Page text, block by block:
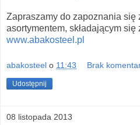
Zapraszamy do zapoznania się
asortymentem, składającym
www.abakosteel.pl
abakosteel o 11:43 Brak
Udostępnij
08 listopada 2013